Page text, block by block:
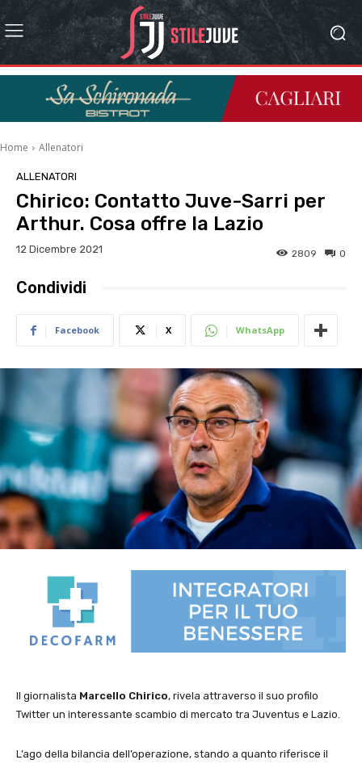
Home Allenatori
ALLENATORI
Chirico: Contatto Juve-Sarri per
Arthur. Cosa offre la Lazio
12 Dicembre 2021 0
2809
Condividi
Facebook X WhatsApp
Il giornalista Marcello Chirico, rivela attraverso il suo profilo
Twitter un interessante scambio di mercato tra Juventus e Lazio.
L’ago della bilancia dell’operazione, stando a quanto riferisce il